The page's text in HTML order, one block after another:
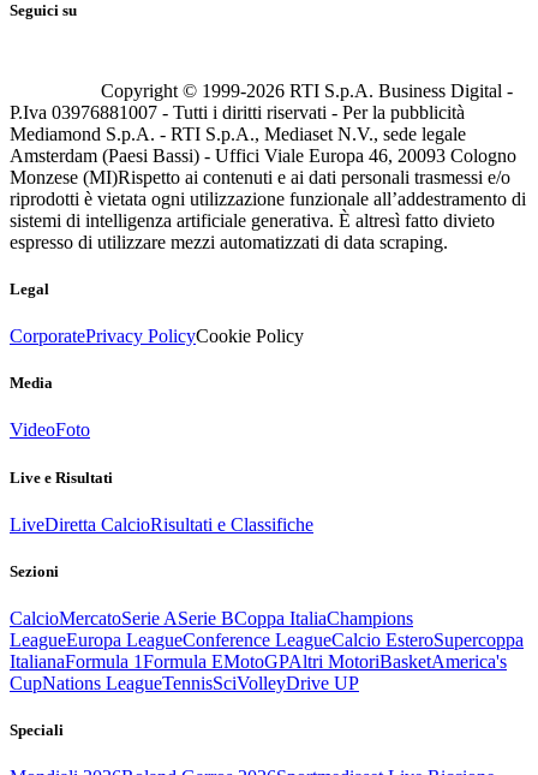
Seguici su
Copyright © 1999-2026 RTI S.p.A. Business Digital -
P.Iva 03976881007 - Tutti i diritti riservati - Per la pubblicità
Mediamond S.p.A. - RTI S.p.A., Mediaset N.V., sede legale
Amsterdam (Paesi Bassi) - Uffici Viale Europa 46, 20093 Cologno
Monzese (MI)Rispetto ai contenuti e ai dati personali trasmessi e/o
riprodotti è vietata ogni utilizzazione funzionale all’addestramento di
sistemi di intelligenza artificiale generativa. È altresì fatto divieto
espresso di utilizzare mezzi automatizzati di data scraping.
Legal
CorporatePrivacy PolicyCookie Policy
Media
VideoFoto
Live e Risultati
LiveDiretta CalcioRisultati e Classifiche
Sezioni
CalcioMercatoSerie ASerie BCoppa ItaliaChampions
LeagueEuropa LeagueConference LeagueCalcio EsteroSupercoppa
ItalianaFormula 1Formula EMotoGPAltri MotoriBasketAmerica's
CupNations LeagueTennisSciVolleyDrive UP
Speciali